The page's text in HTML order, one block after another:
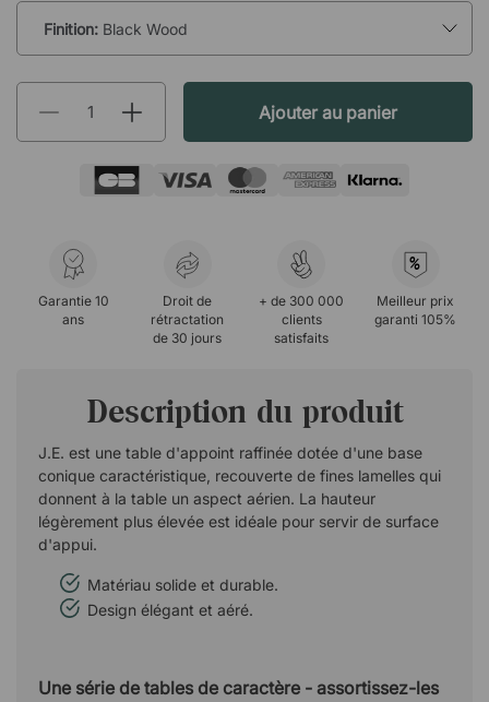
Finition: Black Wood
Ajouter au panier
Garantie 10
ans
Droit de
rétractation
de 30 jours
+ de 300 000
clients
satisfaits
%
Meilleur prix
garanti 105%
Description du produit
J.E. est une table d'appoint raffinée dotée d'une base
conique caractéristique, recouverte de fines lamelles qui
donnent à la table un aspect aérien. La hauteur
légèrement plus élevée est idéale pour servir de surface
d'appui.
Matériau solide et durable.
Design élégant et aéré.
Une série de tables de caractère - assortissez-les